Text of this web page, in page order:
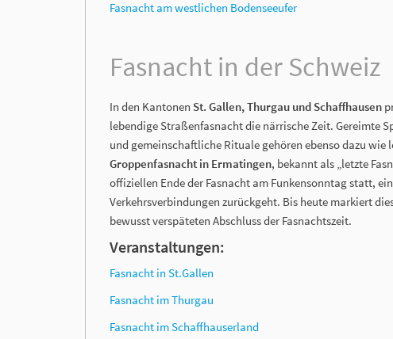
Fasnacht am westlichen Bodenseeufer
Fasnacht in der Schweiz
In den Kantonen St. Gallen, Thurgau und Schaffhausen
lebendige Straßenfasnacht die närrische Zeit. Gereimte
und gemeinschaftliche Rituale gehören ebenso dazu wie
Groppenfasnacht in Ermatingen, bekannt als „letzte
offiziellen Ende der Fasnacht am Funkensonntag statt,
Verkehrsverbindungen zurückgeht. Bis heute markiert
bewusst verspäteten Abschluss der Fasnachtszeit.
Veranstaltungen:
Fasnacht in St.Gallen
Fasnacht im Thurgau
Fasnacht im Schaffhauserland